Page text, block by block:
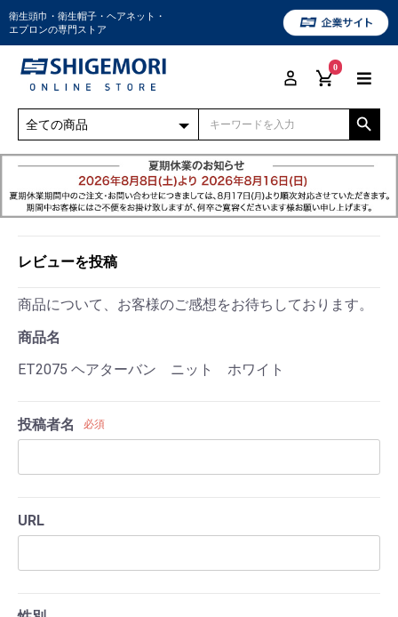
衛生頭巾・衛生帽子・ヘアネット・
エプロンの専門ストア
0
レビューを投稿
商品について、お客様のご感想をお待ちしております。
商品名
ET2075 ヘアターバン ニット ホワイト
投稿者名 必須
URL